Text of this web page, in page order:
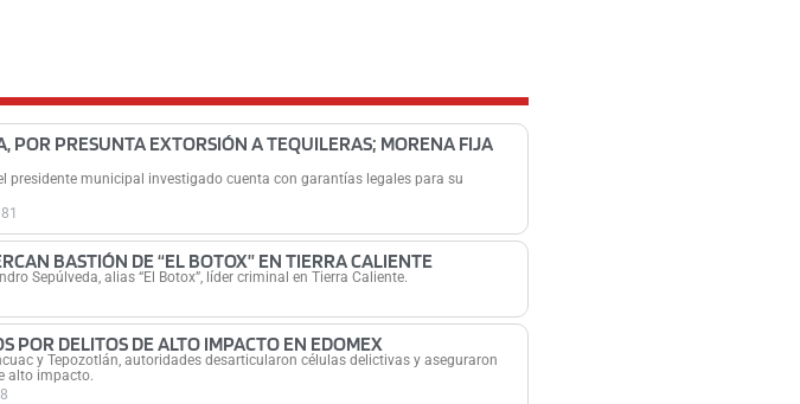
POR PRESUNTA EXTORSIÓN A TEQUILERAS; MORENA FIJA
presidente municipal investigado cuenta con garantías legales para su
81
BASTIÓN DE “EL BOTOX” EN TIERRA CALIENTE
Sepúlveda, alias “El Botox”, líder criminal en Tierra Caliente.
POR DELITOS DE ALTO IMPACTO EN EDOMEX
y Tepozotlán, autoridades desarticularon células delictivas y aseguraron
alto impacto.